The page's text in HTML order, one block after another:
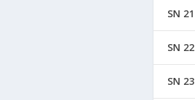
SN 21
SN 22
SN 23